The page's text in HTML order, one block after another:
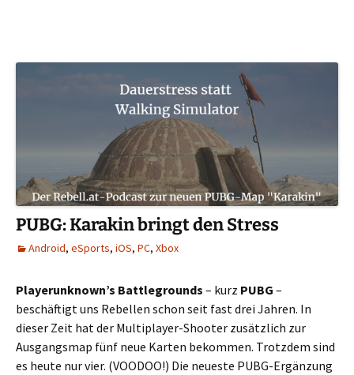
PUBG: Karakin bringt den Stress
Android, eSports, iOS, PC, Xbox
Playerunknown’s Battlegrounds – kurz PUBG –
beschäftigt uns Rebellen schon seit fast drei Jahren. In
dieser Zeit hat der Multiplayer-Shooter zusätzlich zur
Ausgangsmap fünf neue Karten bekommen. Trotzdem sind
es heute nur vier. (VOODOO!) Die neueste PUBG-Ergänzung